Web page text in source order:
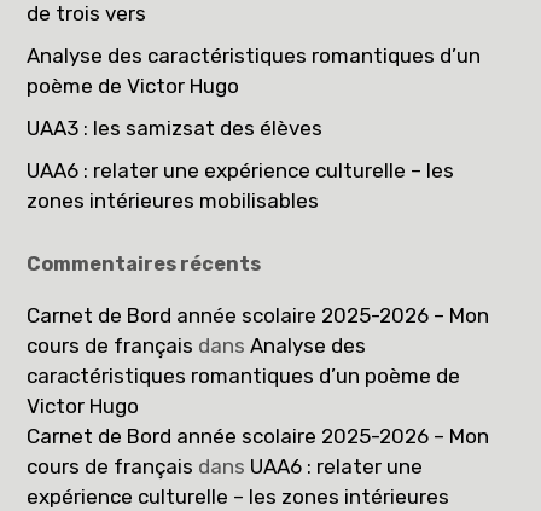
de trois vers
Analyse des caractéristiques romantiques d’un
poème de Victor Hugo
UAA3 : les samizsat des élèves
UAA6 : relater une expérience culturelle – les
zones intérieures mobilisables
Commentaires récents
Carnet de Bord année scolaire 2025-2026 – Mon
cours de français dansAnalyse des
caractéristiques romantiques d’un poème de
Victor Hugo
Carnet de Bord année scolaire 2025-2026 – Mon
cours de français dans UAA6 : relater une
expérience culturelle – les zones intérieures